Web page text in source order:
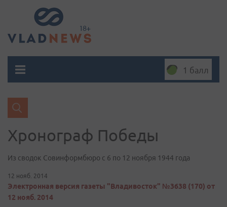
1 балл
Хронограф Победы
Из сводок Совинформбюро с 6 по 12 ноября 1944 года
12 нояб. 2014
Электронная версия газеты "Владивосток" №3638 (170) от
12 нояб. 2014